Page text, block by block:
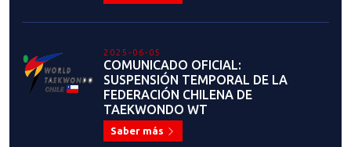
2025-06-05
COMUNICADO OFICIAL:
SUSPENSIÓN TEMPORAL DE LA
FEDERACIÓN CHILENA DE
TAEKWONDO WT
Saber más